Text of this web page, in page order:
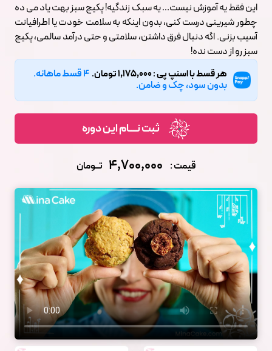
این فقط یه آموزش نیست… یه سبک زندگیه! پکیج سبز بهت یاد می ده
چطور شیرینی درست کنی، بدون اینکه به سلامت خودت یا اطرافیانت
آسیب بزنی. اگه دنبال فرق داشتن، سلامتی و حتی درآمد سالمی، پکیج
سبز رو از دست نده!
هر قسط با اسنپ پی : 1,175,000 تومان. 4 قسط ماهانه.
بدون سود، چک و ضامن.
ثبت نــــام این دوره
قیمت : 4,700,000 تــومان